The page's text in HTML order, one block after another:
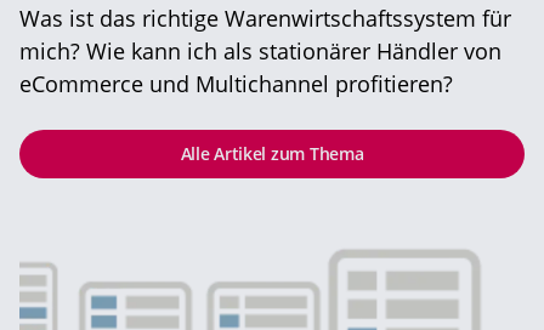
Was ist das richtige Warenwirtschaftssystem für
mich? Wie kann ich als stationärer Händler von
eCommerce und Multichannel profitieren?
Alle Artikel zum Thema